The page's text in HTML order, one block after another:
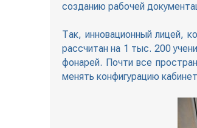
созданию рабочей
Так, инновационный лицей,
рассчитан на 1 тыс. 200
фонарей. Почти все
менять конфигурацию